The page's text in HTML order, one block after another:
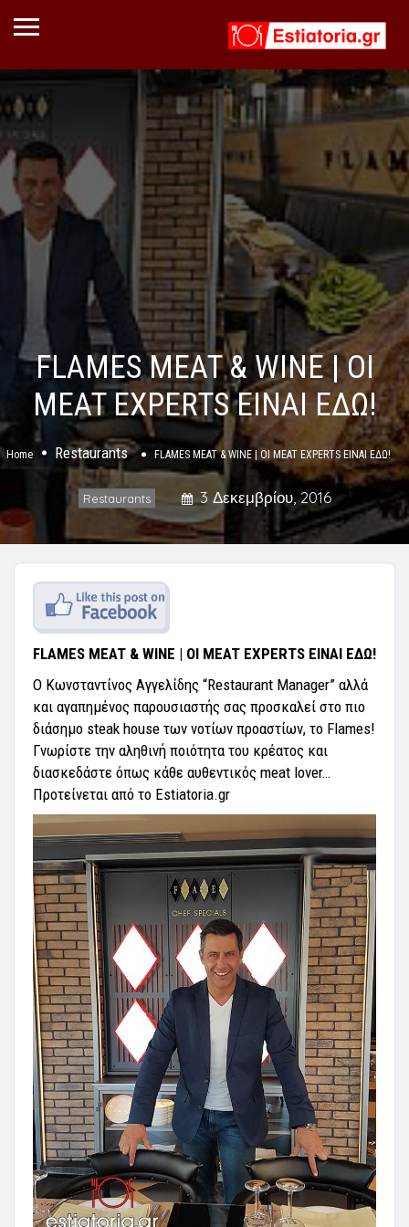
FLAMES MEAT & WINE | ΟΙ
MEAT EXPERTS ΕΙΝΑΙ ΕΔΩ!
Home Restaurants FLAMES MEAT & WINE | ΟΙ MEAT EXPERTS ΕΙΝΑΙ ΕΔΩ!
Restaurants 3 Δεκεμβρίου, 2016
FLAMES MEAT & WINE | ΟΙ MEAT EXPERTS ΕΙΝΑΙ ΕΔΩ!
Ο Κωνσταντίνος Αγγελίδης “Restaurant Manager” αλλά
και αγαπημένος παρουσιαστής σας προσκαλεί στο πιο
διάσημο steak house των νοτίων προαστίων, το Flames!
Γνωρίστε την αληθινή ποιότητα του κρέατος και
διασκεδάστε όπως κάθε αυθεντικός meat lover…
Προτείνεται από το Estiatoria.gr